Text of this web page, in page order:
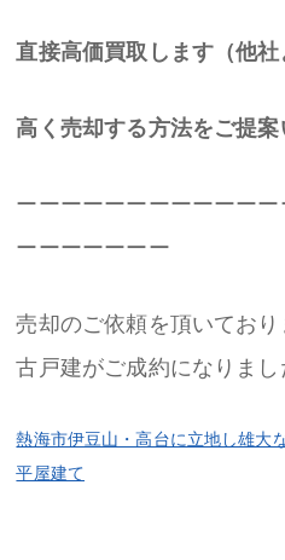
直接高価買取します（他社
高く売却する方法をご提
ーーーーーーーーーーー
ーーーーーーー
売却のご依頼を頂いてお
古戸建がご成約になりまし
熱海市伊豆山・高台に立地し雄大
平屋建て